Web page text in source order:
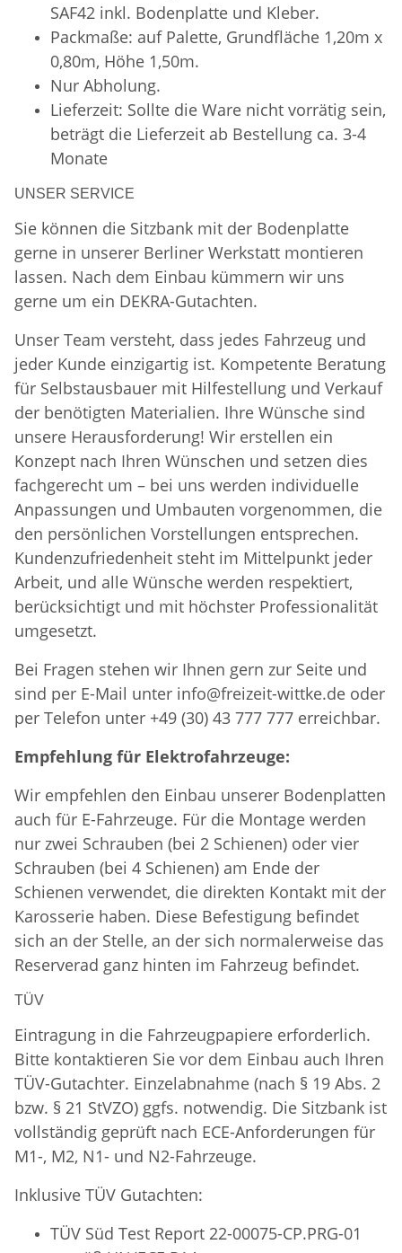
SAF42 inkl. Bodenplatte und Kleber.
Packmaße: auf Palette, Grundfläche 1,20m x
0,80m, Höhe 1,50m.
Nur Abholung.
Lieferzeit: Sollte die Ware nicht vorrätig sein,
beträgt die Lieferzeit ab Bestellung ca. 3-4
Monate
UNSER SERVICE
Sie können die Sitzbank mit der Bodenplatte
gerne in unserer Berliner Werkstatt montieren
lassen. Nach dem Einbau kümmern wir uns
gerne um ein DEKRA-Gutachten.
Unser Team versteht, dass jedes Fahrzeug und
jeder Kunde einzigartig ist. Kompetente Beratung
für Selbstausbauer mit Hilfestellung und Verkauf
der benötigten Materialien. Ihre Wünsche sind
unsere Herausforderung! Wir erstellen ein
Konzept nach Ihren Wünschen und setzen dies
fachgerecht um – bei uns werden individuelle
Anpassungen und Umbauten vorgenommen, die
den persönlichen Vorstellungen entsprechen.
Kundenzufriedenheit steht im Mittelpunkt jeder
Arbeit, und alle Wünsche werden respektiert,
berücksichtigt und mit höchster Professionalität
umgesetzt.
Bei Fragen stehen wir Ihnen gern zur Seite und
sind per E-Mail unter info@freizeit-wittke.de oder
per Telefon unter +49 (30) 43 777 777 erreichbar.
Empfehlung für Elektrofahrzeuge:
Wir empfehlen den Einbau unserer Bodenplatten
auch für E-Fahrzeuge. Für die Montage werden
nur zwei Schrauben (bei 2 Schienen) oder vier
Schrauben (bei 4 Schienen) am Ende der
Schienen verwendet, die direkten Kontakt mit der
Karosserie haben. Diese Befestigung befindet
sich an der Stelle, an der sich normalerweise das
Reserverad ganz hinten im Fahrzeug befindet.
TÜV
Eintragung in die Fahrzeugpapiere erforderlich.
Bitte kontaktieren Sie vor dem Einbau auch Ihren
TÜV-Gutachter. Einzelabnahme (nach § 19 Abs. 2
bzw. § 21 StVZO) ggfs. notwendig. Die Sitzbank ist
vollständig geprüft nach ECE-Anforderungen für
M1-, M2, N1- und N2-Fahrzeuge.
Inklusive TÜV Gutachten:
TÜV Süd Test Report 22-00075-CP.PRG-01